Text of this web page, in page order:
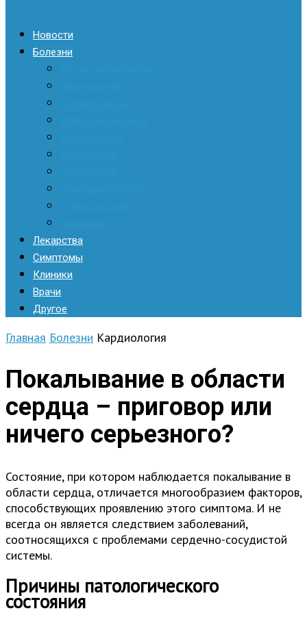
Новости
Болезни
Лекарства
Симптомы
Клиники
Врачи
Другое
Главная Болезни Кардиология
Покалывание в области
сердца – приговор или
ничего серьезного?
Состояние, при котором наблюдается покалывание в
области сердца, отличается многообразием факторов,
способствующих проявлению этого симптома. И не
всегда он является следствием заболеваний,
соотносящихся с проблемами сердечно-сосудистой
системы.
Причины патологического
состояния